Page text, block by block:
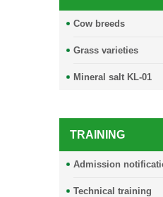
Cow breeds
Grass varieties
Mineral salt KL-01
TRAINING
Admission
Technical training